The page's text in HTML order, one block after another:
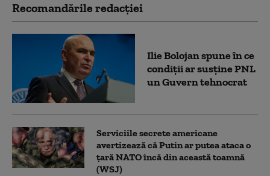
Recomandările redacţiei
Ilie Bolojan spune în ce
condiții ar susține PNL
un Guvern tehnocrat
Serviciile secrete americane
avertizează că Putin ar putea ataca o
țară NATO încă din această toamnă
(WSJ)